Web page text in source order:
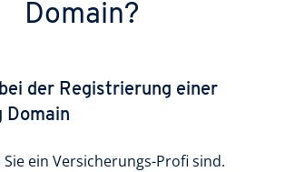
Domain?
der Registrierung einer
Domain
Sie ein Versicherungs-Profi sind.